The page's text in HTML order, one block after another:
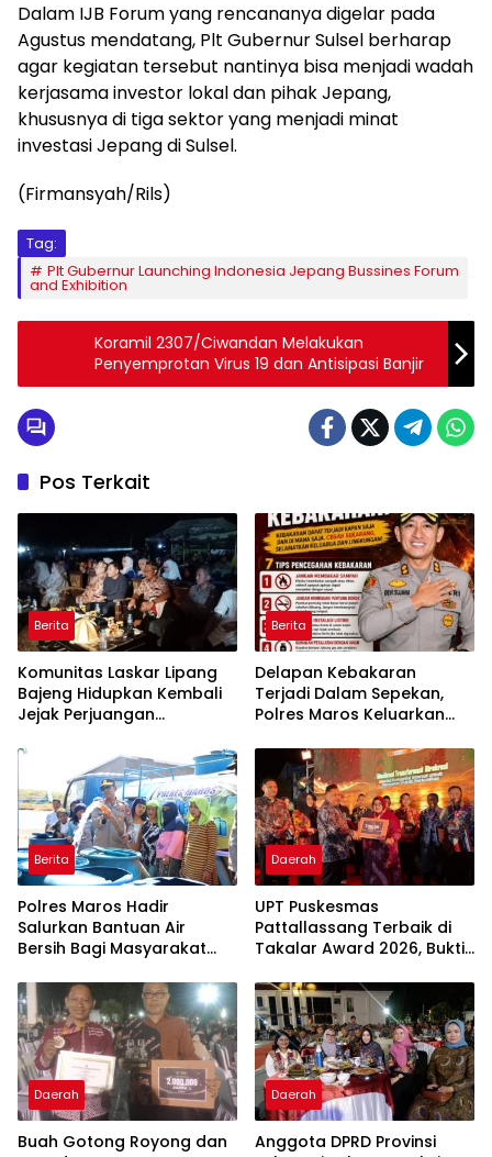
Dalam IJB Forum yang rencananya digelar pada
Agustus mendatang, Plt Gubernur Sulsel berharap
agar kegiatan tersebut nantinya bisa menjadi wadah
kerjasama investor lokal dan pihak Jepang,
khususnya di tiga sektor yang menjadi minat
investasi Jepang di Sulsel.
(Firmansyah/Rils)
Tag:
Plt Gubernur Launching Indonesia Jepang Bussines Forum
and Exhibition
Koramil 2307/Ciwandan Melakukan
Penyemprotan Virus 19 dan Antisipasi Banjir
Pos Terkait
Berita
Komunitas Laskar Lipang
Bajeng Hidupkan Kembali
Jejak Perjuangan
Wabup Takalar: Apresiasi
Bahwa Sejarah Adalah
Warisan yang Tak Ternilai”.
Berita
Delapan Kebakaran
Terjadi Dalam Sepekan,
Polres Maros Keluarkan
Masyarakat
Berita
Polres Maros Hadir
Salurkan Bantuan Air
Bersih Bagi Masyarakat
Di Maros
Daerah
UPT Puskesmas
Pattallassang Terbaik di
Takalar Award 2026, Bukti
Pelayanan Kesehatan
Berkualitas
Daerah
Buah Gotong Royong dan
Daerah
Anggota DPRD Provinsi